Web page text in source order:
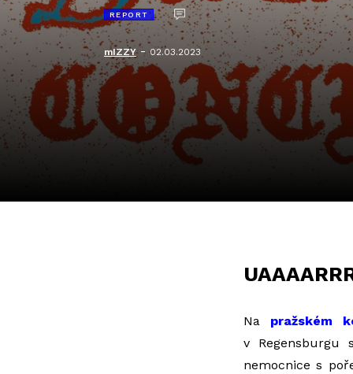
REPORT
mIZZY- 02.03.2023
Na pražském
v Regensburgu
nemocnice s